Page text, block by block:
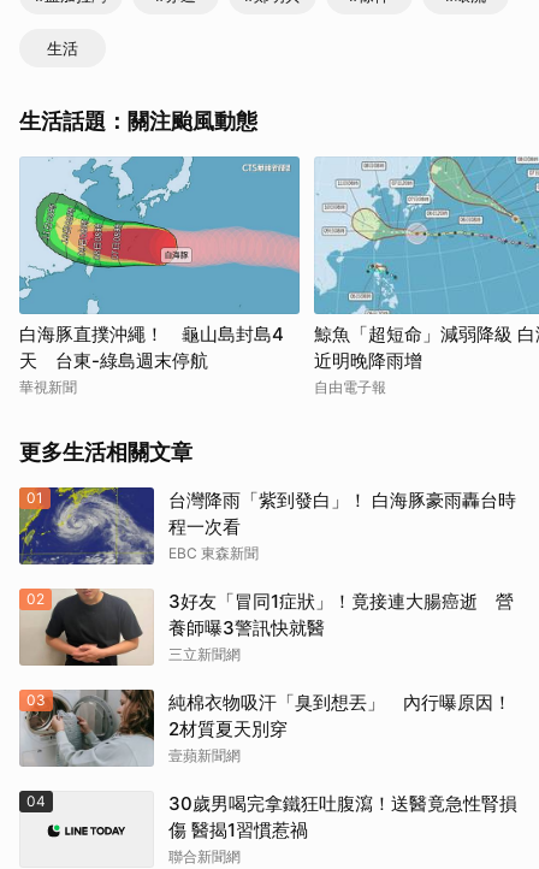
生活
生活話題：關注颱風動態
白海豚直撲沖繩！ 龜山島封島4
天 台東-綠島週末停航
華視新聞
鯨魚「超短命」減弱降級
近明晚降雨增
自由電子報
更多生活相關文章
01
台灣降雨「紫到發白」！ 白海豚豪雨轟台時
程一次看
EBC 東森新聞
02
3好友「冒同1症狀」！竟接連大腸癌逝 營
養師曝3警訊快就醫
三立新聞網
03
純棉衣物吸汗「臭到想丟」 內行曝原因！
2材質夏天別穿
壹蘋新聞網
04
30歲男喝完拿鐵狂吐腹瀉！送醫竟急性腎損
傷 醫揭1習慣惹禍
聯合新聞網